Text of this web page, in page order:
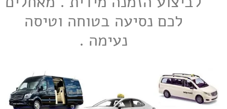
לכם נסיעה בטוחה וטיסה
נעימה .